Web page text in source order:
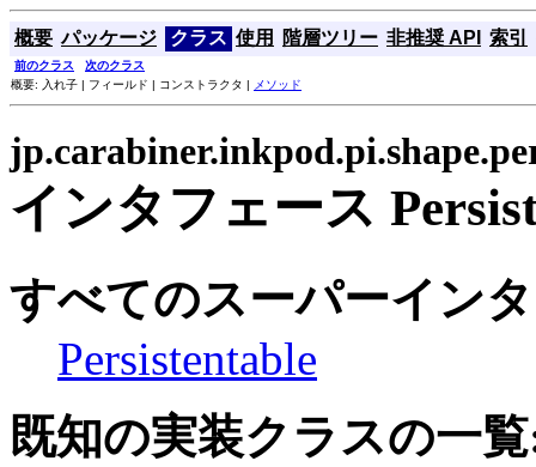
概要 パッケージ クラス 使用 階層ツリー 非推奨 API 索引
前のクラス
次のクラス
概要: 入れ子 | フィールド | コンストラクタ |
メソッド
インタフェース
すべてのスーパーイン
Persistentable
既知の実装クラスの一